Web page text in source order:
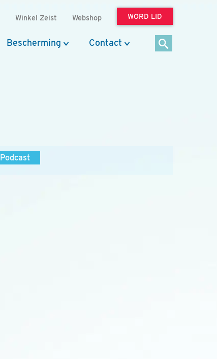
Winkel Zeist Webshop WORD LID
Bescherming Contact
Podcast